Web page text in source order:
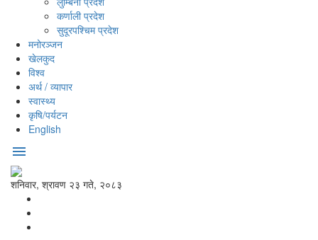
कर्णाली प्रदेश
सुदूरपश्‍चिम प्रदेश
मनोरञ्‍जन
खेलकुद
विश्‍व
अर्थ / व्यापार
स्वास्थ्य
कृषि/पर्यटन
English
menu
शनिवार, श्रावण २३ गते, २०८३